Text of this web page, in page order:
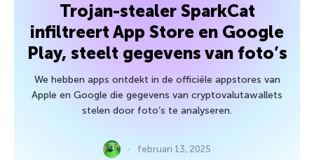
Trojan-stealer SparkCat
infiltreert App Store en Google
Play, steelt gegevens van foto’s
We hebben apps ontdekt in de officiële appstores van
Apple en Google die gegevens van cryptovalutawallets
stelen door foto’s te analyseren.
februari 13, 2025